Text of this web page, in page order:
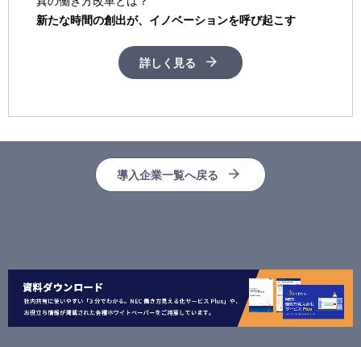
新たな時間の創出が、イノベーションを呼び起こす
詳しく見る
導入企業一覧へ戻る